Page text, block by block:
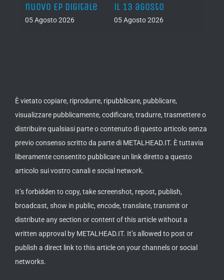
nuovo EP digitale
05 Agosto 2026
il 13 agosto
05 Agosto 2026
È vietato copiare, riprodurre, ripubblicare, pubblicare,
visualizzare pubblicamente, codificare, tradurre, trasmettere o
distribuire qualsiasi parte o contenuto di questo articolo senza
previo consenso scritto da parte di METALHEAD.IT. È tuttavia
liberamente consentito pubblicare un link diretto a questo
articolo sui vostro canali e social network.
It’s forbidden to copy, take screenshot, repost, publish,
broadcast, show in public, encode, translate, transmit or
distribute any section or content of this article without a
written approval by METALHEAD.IT. It’s allowed to post or
publish a direct link to this article on your channels or social
networks.